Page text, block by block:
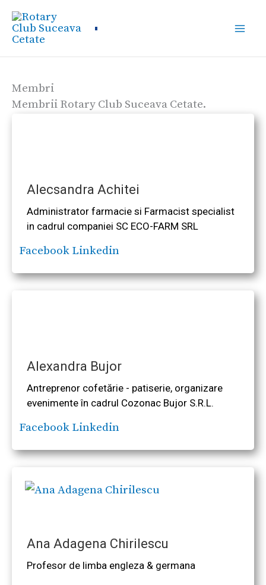
Skip
content
Membri
Membrii Rotary Club Suceava Cetate.
Alecsandra Achitei
Administrator farmacie si Farmacist specialist
in cadrul companiei SC ECO-FARM SRL
Facebook Linkedin
Alexandra Bujor
Antreprenor cofetărie - patiserie, organizare
evenimente în cadrul Cozonac Bujor S.R.L.
Facebook Linkedin
Ana Adagena Chirilescu
Profesor de limba engleza & germana